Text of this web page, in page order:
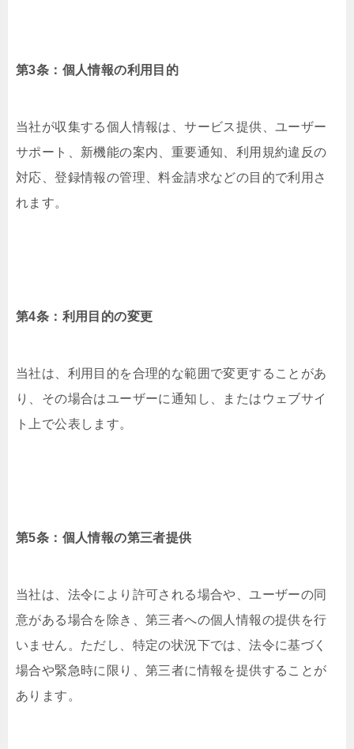
第3条：個人情報の利用目的
当社が収集する個人情報は、サービス提供、ユーザー
サポート、新機能の案内、重要通知、利用規約違反の
対応、登録情報の管理、料金請求などの目的で利用さ
れます。
第4条：利用目的の変更
当社は、利用目的を合理的な範囲で変更することがあ
り、その場合はユーザーに通知し、またはウェブサイ
ト上で公表します。
第5条：個人情報の第三者提供
当社は、法令により許可される場合や、ユーザーの同
意がある場合を除き、第三者への個人情報の提供を行
いません。ただし、特定の状況下では、法令に基づく
場合や緊急時に限り、第三者に情報を提供することが
あります。